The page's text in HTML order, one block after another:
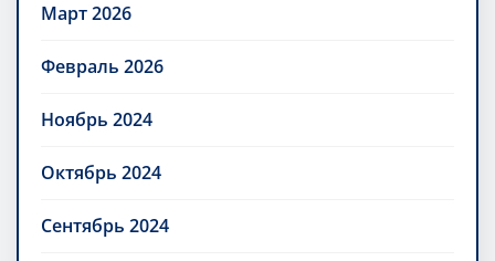
Март 2026
Февраль 2026
Ноябрь 2024
Октябрь 2024
Сентябрь 2024